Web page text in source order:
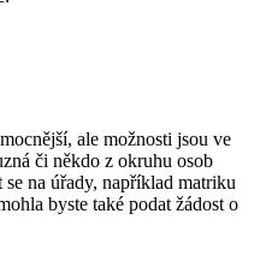
ale možnosti jsou ve
či někdo z okruhu osob
na úřady, například matriku
byste také podat žádost o